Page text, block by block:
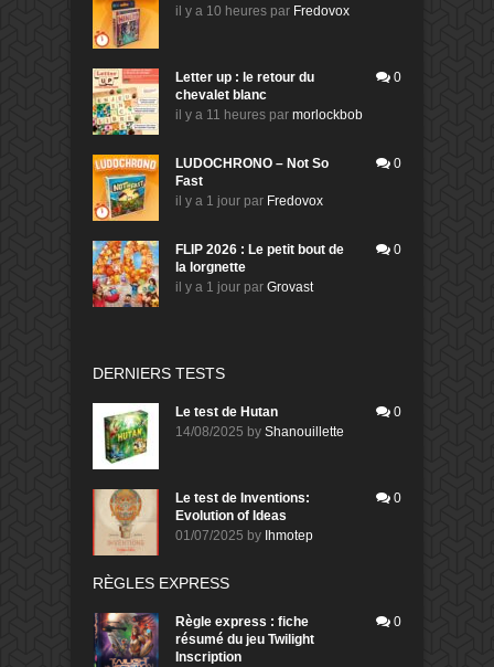
il y a 10 heures par Fredovox
Letter up : le retour du
chevalet blanc
il y a 11 heures par morlockbob
0
LUDOCHRONO – Not So
Fast
il y a 1 jour par Fredovox
0
FLIP 2026 : Le petit bout de
la lorgnette
il y a 1 jour par Grovast
0
DERNIERS TESTS
Le test de Hutan
14/08/2025 by Shanouillette
0
Le test de Inventions:
Evolution of Ideas
01/07/2025 by Ihmotep
0
RÈGLES EXPRESS
Règle express : fiche
résumé du jeu Twilight
Inscription
0